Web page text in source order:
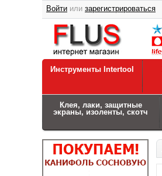
Войти или зарегистрироваться
Инструменты Intertool
Клея, лаки, защитные
экраны, изоленты, скотч